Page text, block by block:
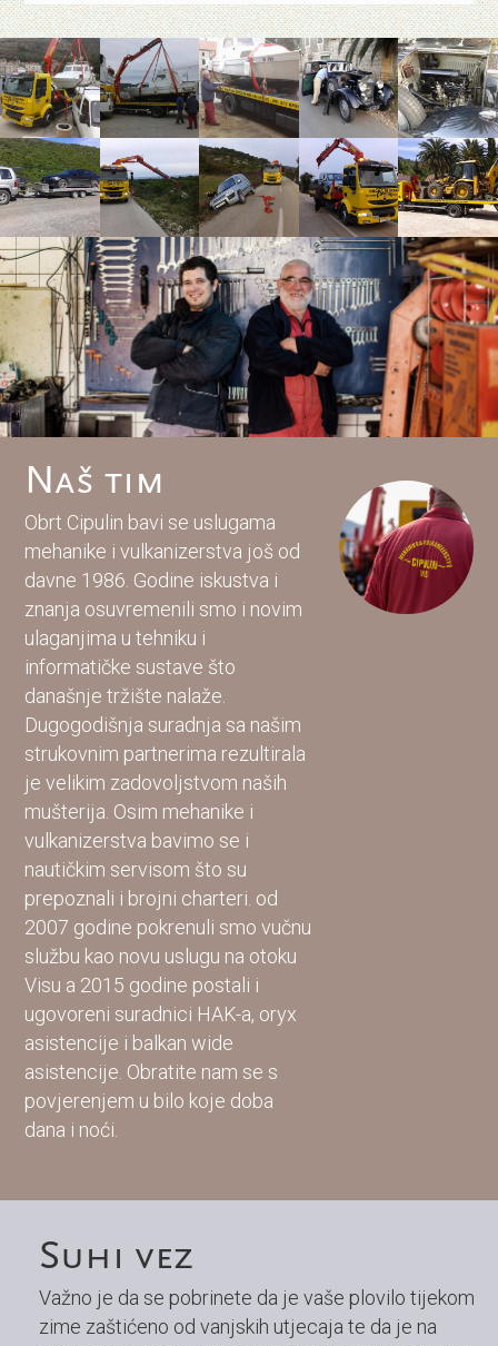
Naš tim
Obrt Cipulin bavi se uslugama
mehanike i vulkanizerstva još od
davne 1986. Godine iskustva i
znanja osuvremenili smo i novim
ulaganjima u tehniku i
informatičke sustave što
današnje tržište nalaže.
Dugogodišnja suradnja sa našim
strukovnim partnerima rezultirala
je velikim zadovoljstvom naših
mušterija. Osim mehanike i
vulkanizerstva bavimo se i
nautičkim servisom što su
prepoznali i brojni charteri. od
2007 godine pokrenuli smo vučnu
službu kao novu uslugu na otoku
Visu a 2015 godine postali i
ugovoreni suradnici HAK-a, oryx
asistencije i balkan wide
asistencije. Obratite nam se s
povjerenjem u bilo koje doba
dana i noći.
Suhi vez
Važno je da se pobrinete da je vaše plovilo tijekom
zime zaštićeno od vanjskih utjecaja te da je na